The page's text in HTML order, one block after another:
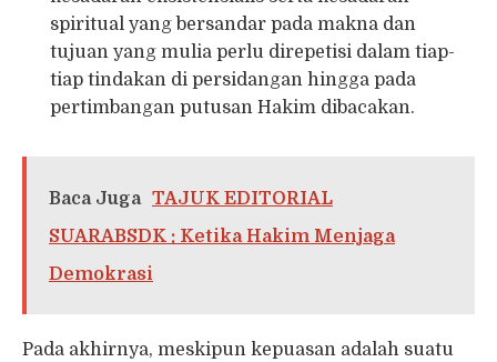
spiritual yang bersandar pada makna dan
tujuan yang mulia perlu direpetisi dalam tiap-
tiap tindakan di persidangan hingga pada
pertimbangan putusan Hakim dibacakan.
Baca Juga TAJUK EDITORIAL
SUARABSDK : Ketika Hakim Menjaga
Demokrasi
Pada akhirnya, meskipun kepuasan adalah suatu